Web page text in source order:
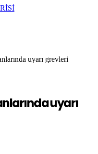
uyarı grevleri
uyarı